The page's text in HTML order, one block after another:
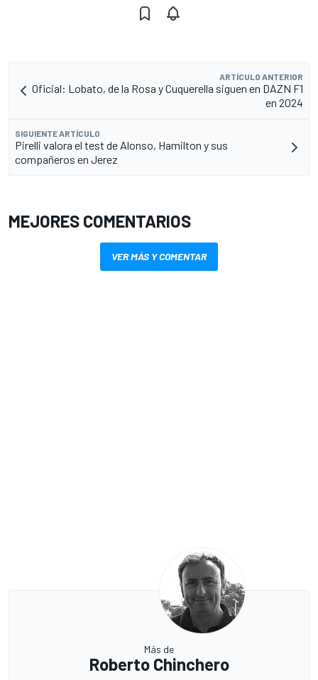
ARTÍCULO ANTERIOR
Oficial: Lobato, de la Rosa y Cuquerella siguen en DAZN F1
en 2024
SIGUIENTE ARTÍCULO
Pirelli valora el test de Alonso, Hamilton y sus
compañeros en Jerez
MEJORES COMENTARIOS
VER MÁS Y COMENTAR
Más de
Roberto Chinchero